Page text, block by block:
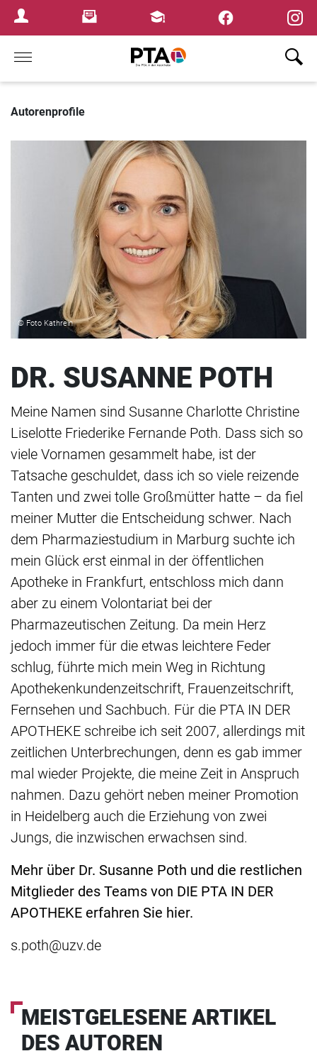
Login MenuNewsletterFortbildungen
Home
Autorenprofile
© Foto Kathrein
DR. SUSANNE POTH
Meine Namen sind Susanne Charlotte Christine
Liselotte Friederike Fernande Poth. Dass sich so
viele Vornamen gesammelt habe, ist der
Tatsache geschuldet, dass ich so viele reizende
Tanten und zwei tolle Großmütter hatte – da fiel
meiner Mutter die Entscheidung schwer. Nach
dem Pharmaziestudium in Marburg suchte ich
mein Glück erst einmal in der öffentlichen
Apotheke in Frankfurt, entschloss mich dann
aber zu einem Volontariat bei der
Pharmazeutischen Zeitung. Da mein Herz
jedoch immer für die etwas leichtere Feder
schlug, führte mich mein Weg in Richtung
Apothekenkundenzeitschrift, Frauenzeitschrift,
Fernsehen und Sachbuch. Für die PTA IN DER
APOTHEKE schreibe ich seit 2007, allerdings mit
zeitlichen Unterbrechungen, denn es gab immer
mal wieder Projekte, die meine Zeit in Anspruch
nahmen. Dazu gehört neben meiner Promotion
in Heidelberg auch die Erziehung von zwei
Jungs, die inzwischen erwachsen sind.
Mehr über Dr. Susanne Poth und die restlichen
Mitglieder des Teams von DIE PTA IN DER
APOTHEKE erfahren Sie hier.
s.poth@uzv.de
MEISTGELESENE ARTIKEL
DES AUTOREN
×